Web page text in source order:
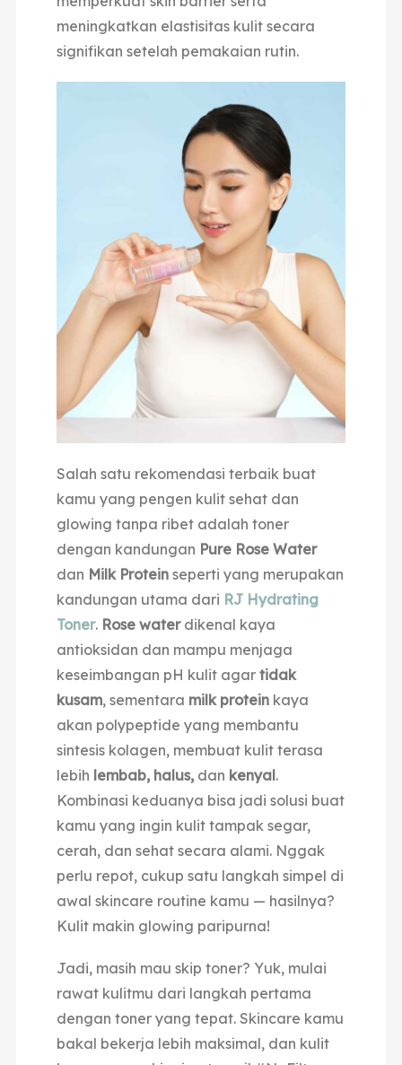
meningkatkan elastisitas kulit secara
signifikan setelah pemakaian rutin.
Salah satu rekomendasi terbaik buat
kamu yang pengen kulit sehat dan
glowing tanpa ribet adalah toner
dengan kandungan Pure Rose Water
dan Milk Proteinseperti yang merupakan
kandungan utama dari RJ Hydrating
Toner. Rose waterdikenal kaya
antioksidan dan mampu menjaga
keseimbangan pH kulit agartidak
kusam, sementara milk proteinkaya
akan polypeptide yang membantu
sintesis kolagen, membuat kulit terasa
lebih lembab, halus, dan kenyal.
Kombinasi keduanya bisa jadi solusi buat
kamu yang ingin kulit tampak segar,
cerah, dan sehat secara alami. Nggak
perlu repot, cukup satu langkah simpel di
awal skincare routine kamu — hasilnya?
Kulit makin glowing paripurna!
Jadi, masih mau skip toner? Yuk, mulai
rawat kulitmu dari langkah pertama
dengan toner yang tepat. Skincare kamu
bakal bekerja lebih maksimal, dan kulit